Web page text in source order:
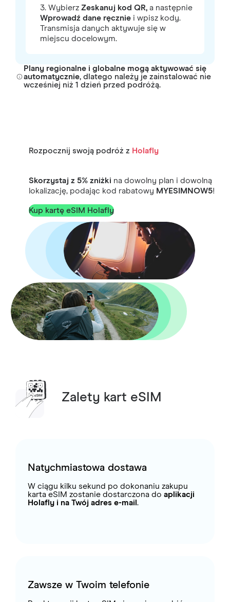
3. Wybierz Zeskanuj kod QR,a następnie
Wprowadź dane ręczniei wpisz kody.
Transmisja danych aktywuje się w
miejscu docelowym.
Plany regionalne i globalne mogą aktywować się
automatycznie, dlatego należy je zainstalować nie
wcześniej niż 1 dzień przed podróżą.
Rozpocznij swoją podróż z Holafly
Skorzystaj z 5% zniżki na dowolny plan i dowolną
lokalizację, podając kod rabatowy MYESIMNOW5!
Kup kartę eSIM Holafly
Zalety kart eSIM
Natychmiastowa dostawa
W ciągu kilku sekund po dokonaniu zakupu
karta eSIM zostanie dostarczona do aplikacji
Holafly i na Twój adres e-mail .
Zawsze w Twoim telefonie